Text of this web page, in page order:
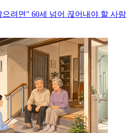
려면" 60세 넘어 끊어내야 할 사람